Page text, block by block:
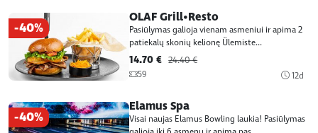
-40%
OLAF Grill•Resto
Pasiūlymas galioja vienam asmeniui ir apima 2
patiekalų skonių kelionę Ülemiste...
14.70 € 24.40 €
59
12d
-40%
Elamus Spa
Visai naujas Elamus Bowling laukia! Pasiūlymas